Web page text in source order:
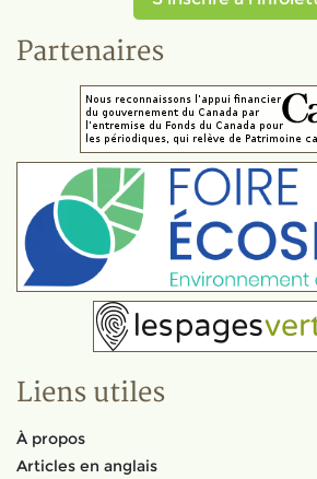
Partenaires
Liens utiles
À propos
Articles en anglais